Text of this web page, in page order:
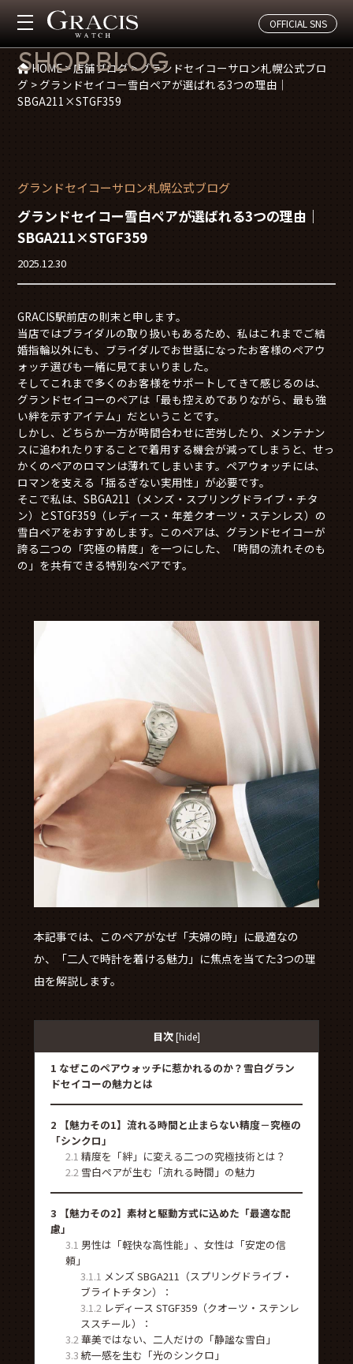
OFFICIAL SNS
店舗ブログ
SHOP BLOG
HOME>店舗ブログ>グランドセイコーサロン札幌公式ブロ
グ > グランドセイコー雪白ペアが選ばれる3つの理由｜
SBGA211×STGF359
グランドセイコーサロン札幌公式ブログ
グランドセイコー雪白ペアが選ばれる3つの理由｜
SBGA211×STGF359
2025.12.30
GRACIS駅前店の則末と申します。
当店ではブライダルの取り扱いもあるため、私はこれまでご結
婚指輪以外にも、ブライダルでお世話になったお客様のペアウ
ォッチ選びも一緒に見てまいりました。
そしてこれまで多くのお客様をサポートしてきて感じるのは、
グランドセイコーのペアは「最も控えめでありながら、最も強
い絆を示すアイテム」だということです。
しかし、どちらか一方が時間合わせに苦労したり、メンテナン
スに追われたりすることで着用する機会が減ってしまうと、せっ
かくのペアのロマンは薄れてしまいます。ペアウォッチには、
ロマンを支える「揺るぎない実用性」が必要です。
そこで私は、SBGA211（メンズ・スプリングドライブ・チタ
ン）とSTGF359（レディース・年差クオーツ・ステンレス）の
雪白ペアをおすすめします。このペアは、グランドセイコーが
誇る二つの「究極の精度」を一つにした、「時間の流れそのも
の」を共有できる特別なペアです。
本記事では、このペアがなぜ「夫婦の時」に最適なの
か、「二人で時計を着ける魅力」に焦点を当てた3つの理
由を解説します。
目次 [hide]
1 なぜこのペアウォッチに惹かれるのか？雪白グラン
ドセイコーの魅力とは
2 【魅力その1】流れる時間と止まらない精度－究極の
「シンクロ」
2.1 精度を「絆」に変える二つの究極技術とは？
2.2雪白ペアが生む「流れる時間」の魅力
3 【魅力その2】素材と駆動方式に込めた「最適な配
慮」
3.1 男性は「軽快な高性能」、女性は「安定の信
頼」
3.1.1 メンズ SBGA211（スプリングドライブ・
ブライトチタン）：
3.1.2 レディース STGF359（クオーツ・ステンレ
ススチール）：
3.2華美ではない、二人だけの「静謐な雪白」
3.3 統一感を生む「光のシンクロ」